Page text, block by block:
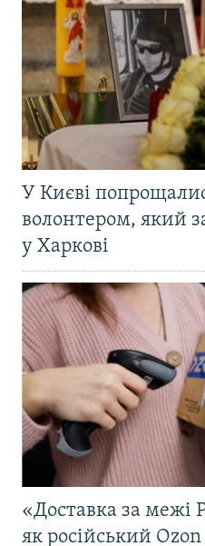
У Києві
волонтером, який
у Харкові
«Доставка за межі
як російський